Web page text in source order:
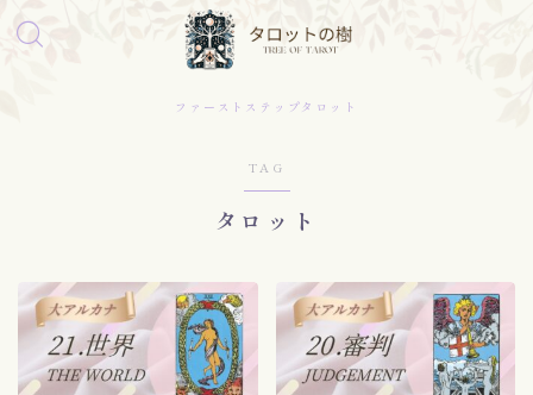
ファーストステップタロット
TAG
タロット